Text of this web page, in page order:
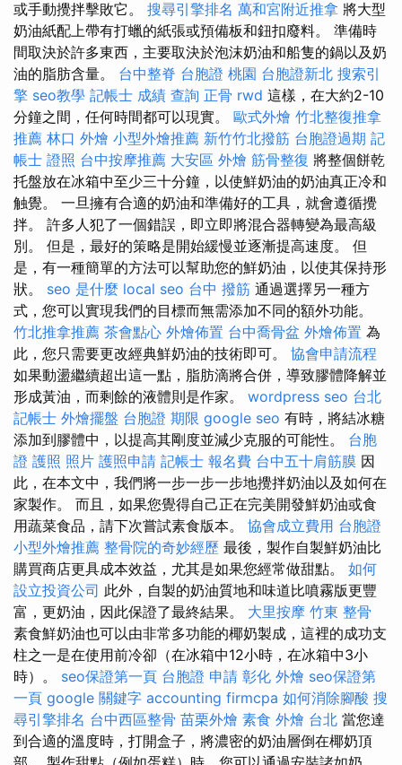
或手動攪拌擊敗它。 搜尋引擎排名 萬和宮附近推拿 將大型
奶油紙配上帶有打蠟的紙張或預備板和鈕扣廢料。 準備時
間取決於許多東西，主要取決於泡沫奶油和船隻的鍋以及奶
油的脂肪含量。 台中整脊 台胞證 桃園 台胞證新北 搜索引
擎 seo教學 記帳士 成績 查詢 正骨 rwd 這樣，在大約2-10
分鐘之間，任何時間都可以現實。 歐式外燴 竹北整復推拿
推薦 林口 外燴 小型外燴推薦 新竹竹北撥筋 台胞證過期 記
帳士 證照 台中按摩推薦 大安區 外燴 筋骨整復 將整個餅乾
托盤放在冰箱中至少三十分鐘，以使鮮奶油的奶油真正冷和
触覺。 一旦擁有合適的奶油和準備好的工具，就會遵循攪
拌。 許多人犯了一個錯誤，即立即將混合器轉變為最高級
別。 但是，最好的策略是開始緩慢並逐漸提高速度。 但
是，有一種簡單的方法可以幫助您的鮮奶油，以使其保持形
狀。 seo 是什麼 local seo 台中 撥筋 通過選擇另一種方
式，您可以實現我們的目標而無需添加不同的額外功能。
竹北推拿推薦 茶會點心 外燴佈置 台中喬骨盆 外燴佈置 為
此，您只需要更改經典鮮奶油的技術即可。 協會申請流程
如果動盪繼續超出這一點，脂肪滴將合併，導致膠體降解並
形成黃油，而剩餘的液體則是作家。 wordpress seo 台北
記帳士 外燴擺盤 台胞證 期限 google seo 有時，將結冰糖
添加到膠體中，以提高其剛度並減少克服的可能性。 台胞
證 護照 照片 護照申請 記帳士 報名費 台中五十肩筋膜 因
此，在本文中，我們將一步一步一步地攪拌奶油以及如何在
家製作。 而且，如果您覺得自己正在完美開發鮮奶油或食
用蔬菜食品，請下次嘗試素食版本。 協會成立費用 台胞證
小型外燴推薦 整骨院的奇妙經歷 最後，製作自製鮮奶油比
購買商店更具成本效益，尤其是如果您經常做甜點。 如何
設立投資公司 此外，自製的奶油質地和味道比噴霧版更豐
富，更奶油，因此保證了最終結果。 大里按摩 竹東 整骨
素食鮮奶油也可以由非常多功能的椰奶製成，這裡的成功支
柱之一是在使用前冷卻（在冰箱中12小時，在冰箱中3小
時）。 seo保證第一頁 台胞證 申請 彰化 外燴 seo保證第
一頁 google 關鍵字 accounting firmcpa 如何消除腳酸 搜
尋引擎排名 台中西區整骨 苗栗外燴 素食 外燴 台北 當您達
到合適的溫度時，打開盒子，將濃密的奶油層倒在椰奶頂